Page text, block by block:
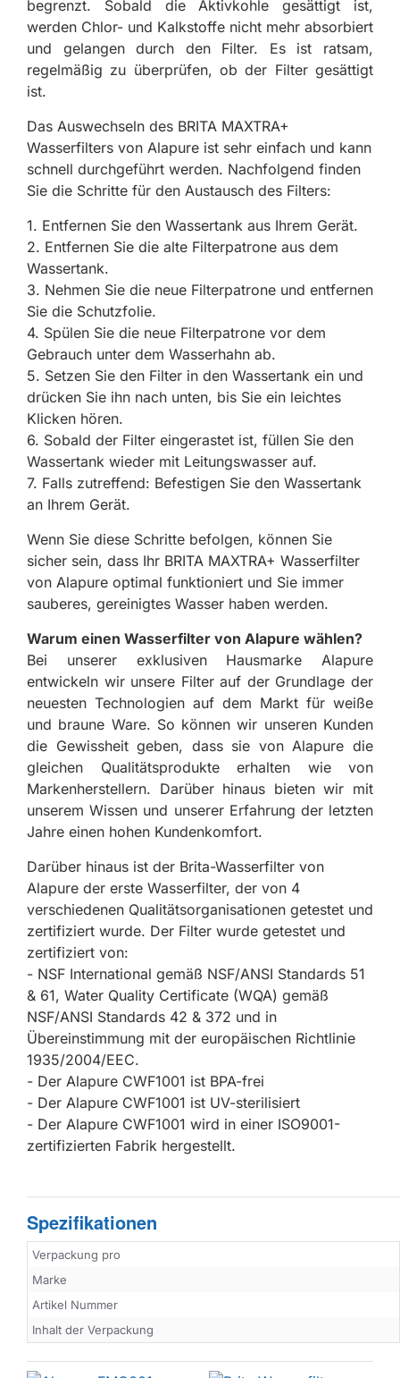
begrenzt. Sobald die Aktivkohle gesättigt ist,
werden Chlor- und Kalkstoffe nicht mehr absorbiert
und gelangen durch den Filter. Es ist ratsam,
regelmäßig zu überprüfen, ob der Filter gesättigt
ist.
Das Auswechseln des BRITA MAXTRA+
Wasserfilters von Alapure ist sehr einfach und kann
schnell durchgeführt werden. Nachfolgend finden
Sie die Schritte für den Austausch des Filters:
1. Entfernen Sie den Wassertank aus Ihrem Gerät.
2. Entfernen Sie die alte Filterpatrone aus dem
Wassertank.
3. Nehmen Sie die neue Filterpatrone und entfernen
Sie die Schutzfolie.
4. Spülen Sie die neue Filterpatrone vor dem
Gebrauch unter dem Wasserhahn ab.
5. Setzen Sie den Filter in den Wassertank ein und
drücken Sie ihn nach unten, bis Sie ein leichtes
Klicken hören.
6. Sobald der Filter eingerastet ist, füllen Sie den
Wassertank wieder mit Leitungswasser auf.
7. Falls zutreffend: Befestigen Sie den Wassertank
an Ihrem Gerät.
Wenn Sie diese Schritte befolgen, können Sie
sicher sein, dass Ihr BRITA MAXTRA+ Wasserfilter
von Alapure optimal funktioniert und Sie immer
sauberes, gereinigtes Wasser haben werden.
Warum einen Wasserfilter von Alapure wählen?
Bei unserer exklusiven Hausmarke Alapure
entwickeln wir unsere Filter auf der Grundlage der
neuesten Technologien auf dem Markt für weiße
und braune Ware. So können wir unseren Kunden
die Gewissheit geben, dass sie von Alapure die
gleichen Qualitätsprodukte erhalten wie von
Markenherstellern. Darüber hinaus bieten wir mit
unserem Wissen und unserer Erfahrung der letzten
Jahre einen hohen Kundenkomfort.
Darüber hinaus ist der Brita-Wasserfilter von
Alapure der erste Wasserfilter, der von 4
verschiedenen Qualitätsorganisationen getestet und
zertifiziert wurde. Der Filter wurde getestet und
zertifiziert von:
- NSF International gemäß NSF/ANSI Standards 51
& 61, Water Quality Certificate (WQA) gemäß
NSF/ANSI Standards 42 & 372 und in
Übereinstimmung mit der europäischen Richtlinie
1935/2004/EEC.
- Der Alapure CWF1001 ist BPA-frei
- Der Alapure CWF1001 ist UV-sterilisiert
- Der Alapure CWF1001 wird in einer ISO9001-
zertifizierten Fabrik hergestellt.
Spezifikationen
Verpackung pro
Marke
Artikel Nummer
Inhalt der Verpackung